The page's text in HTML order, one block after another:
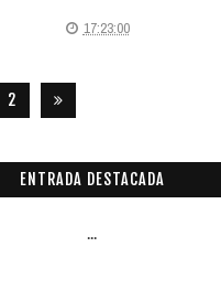
17:23:00
2
ENTRADA DESTACADA
...